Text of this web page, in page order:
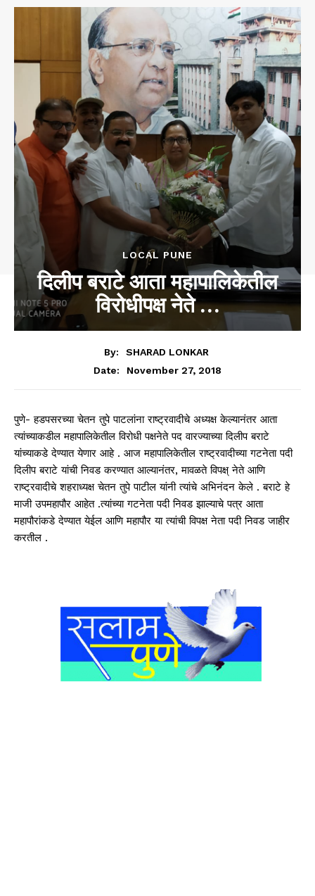
LOCAL PUNE
दिलीप बराटे आता महापालिकेतील
विरोधीपक्ष नेते …
By:
SHARAD LONKAR
Date:
November 27, 2018
पुणे- हडपसरच्या चेतन तुपे पाटलांना राष्ट्रवादीचे अध्यक्ष केल्यानंतर आता
त्यांच्याकडील महापालिकेतील विरोधी पक्षनेते पद वारज्याच्या दिलीप बराटे
यांच्याकडे देण्यात येणार आहे . आज महापालिकेतील राष्ट्रवादीच्या गटनेता पदी
दिलीप बराटे यांची निवड करण्यात आल्यानंतर, मावळते विपक्ष् नेते आणि
राष्ट्रवादीचे शहराध्यक्ष चेतन तुपे पाटील यांनी त्यांचे अभिनंदन केले . बराटे हे
माजी उपमहापौर आहेत .त्यांच्या गटनेता पदी निवड झाल्याचे पत्र आता
महापौरांकडे देण्यात येईल आणि महापौर या त्यांची विपक्ष नेता पदी निवड जाहीर
करतील .